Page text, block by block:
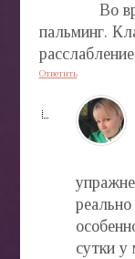
Во
пальминг.
Ответить
сутки